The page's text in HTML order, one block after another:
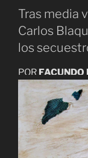
Tras media
Carlos
los
POR FACUNDO